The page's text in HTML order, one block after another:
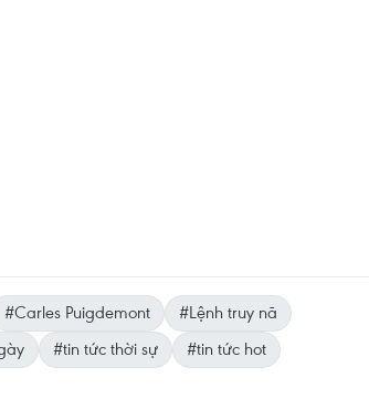
#Carles Puigdemont
#Lệnh truy nã
#tin tức thời sự
#tin tức hot